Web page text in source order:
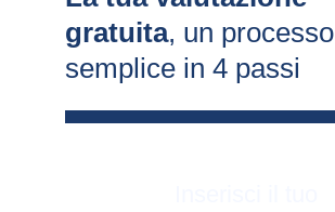
gratuita, un processo
semplice in 4 passi